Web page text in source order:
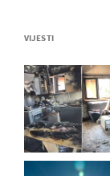
VIJESTI